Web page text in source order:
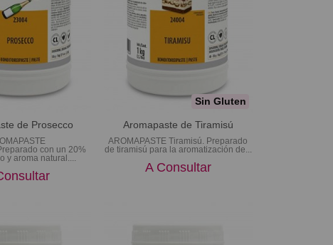
de Prosecco
con un 20%
y aroma natural....
Sin Gluten
Aromapaste de Tiramisú
AROMAPASTE Tiramisú. Preparado
de tiramisú para la aromatización de...
A Consultar